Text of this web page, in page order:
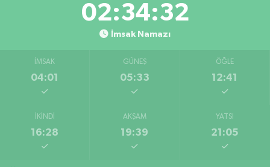
02:34:31
İmsak Namazı
İMSAK
04:01
GÜNEŞ
05:33
ÖĞLE
12:41
İKINDI
16:28
AKŞAM
19:39
YATSI
21:05